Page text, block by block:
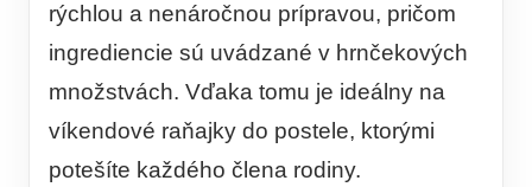
rýchlou a nenáročnou prípravou, pričom
ingrediencie sú uvádzané v hrnčekových
množstvách. Vďaka tomu je ideálny na
víkendové raňajky do postele, ktorými
potešíte každého člena rodiny.